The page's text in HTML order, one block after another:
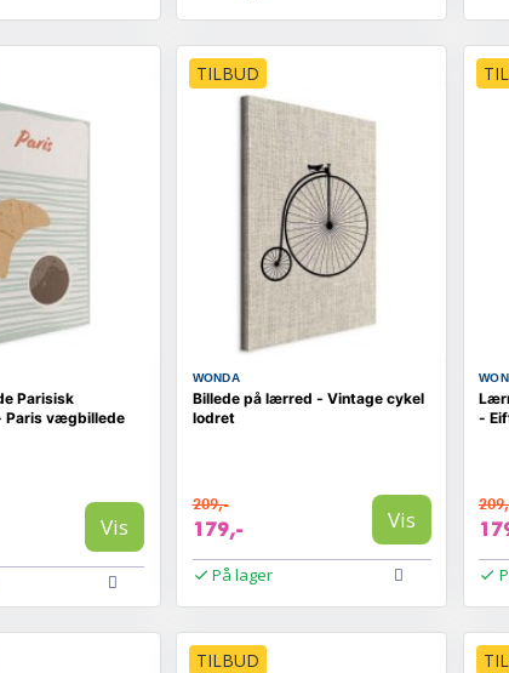
Parisisk
Paris vægbillede
Vis
TILBUD
WONDA
Billede på lærred - Vintage cykel
lodret
209,-
179,- Vis
På lager
-
TILBUD